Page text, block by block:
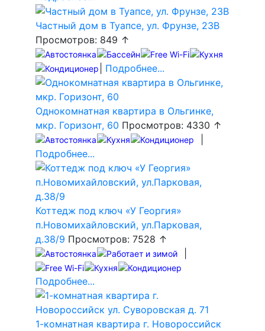
Частный дом в Туапсе, ул. Фрунзе, 23В
Просмотров: 849 ↑
Подробнее...
Однокомнатная квартира в Ольгинке,
мкр. Горизонт, 60 Просмотров: 4330 ↑
Подробнее...
Коттедж под ключ «У Георгия»
п.Новомихайловский, ул.Парковая,
д.38/9 Просмотров: 7528 ↑
Подробнее...
1-комнатная квартира г. Новороссийск